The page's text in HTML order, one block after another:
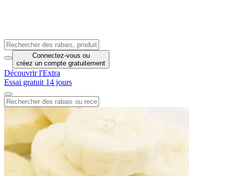
Connectez-vous ou
créez un compte gratuitement
Découvrir l'Extra
Essai gratuit 14 jours